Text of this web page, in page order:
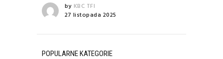
by KBC TFI
27 listopada 2025
POPULARNE KATEGORIE